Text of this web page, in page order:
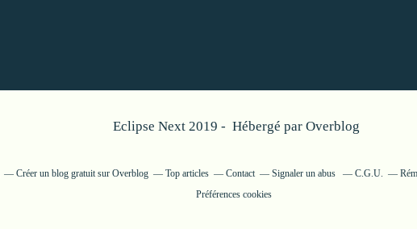
Eclipse Next 2019 - Hébergé par Overblog
Créer un blog gratuit sur Overblog Top articles Contact Signaler un abus C.G.U.
Préférences cookies